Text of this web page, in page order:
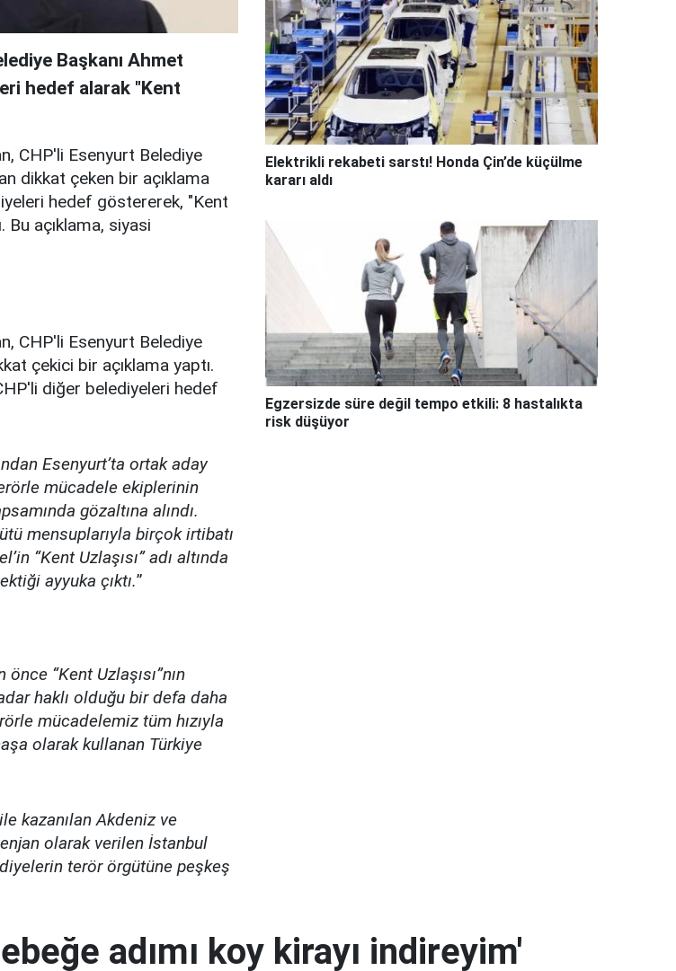
Başkanı Ahmet
hedef alarak "Kent
CHP'li Esenyurt Belediye
dikkat çeken bir açıklama
hedef göstererek, "Kent
Bu açıklama, siyasi
CHP'li Esenyurt Belediye
çekici bir açıklama yaptı.
diğer belediyeleri hedef
Esenyurt’ta ortak aday
mücadele ekiplerinin
gözaltına alındı.
mensuplarıyla birçok irtibatı
“Kent Uzlaşısı” adı altında
ayyuka çıktı.”
“Kent Uzlaşısı”nın
haklı olduğu bir defa daha
mücadelemiz tüm hızıyla
olarak kullanan Türkiye
kazanılan Akdeniz ve
olarak verilen İstanbul
terör örgütüne peşkeş
Elektrikli rekabeti sarstı! Honda Çin’de küçülme
kararı aldı
Egzersizde süre değil tempo etkili: 8 hastalıkta
risk düşüyor
adımı koy kirayı indireyim'